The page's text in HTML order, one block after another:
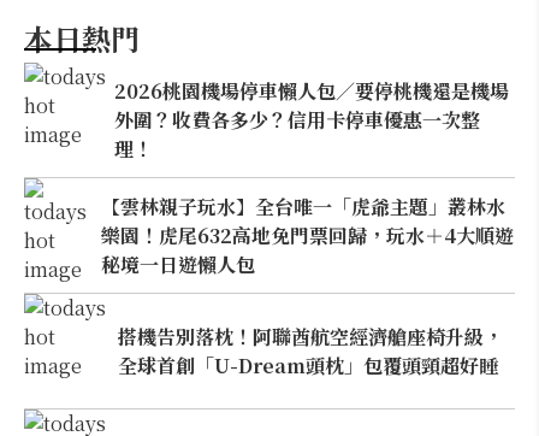
本日熱門
2026桃園機場停車懶人包／要停桃機還是機場
外圍？收費各多少？信用卡停車優惠一次整
理！
【雲林親子玩水】全台唯一「虎爺主題」叢林水
樂園！虎尾632高地免門票回歸，玩水＋4大順遊
秘境一日遊懶人包
搭機告別落枕！阿聯酋航空經濟艙座椅升級，
全球首創「U-Dream頭枕」包覆頭頸超好睡